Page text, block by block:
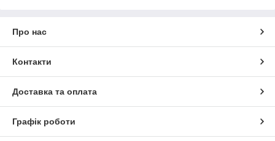
Про нас
Контакти
Доставка та оплата
Графік роботи